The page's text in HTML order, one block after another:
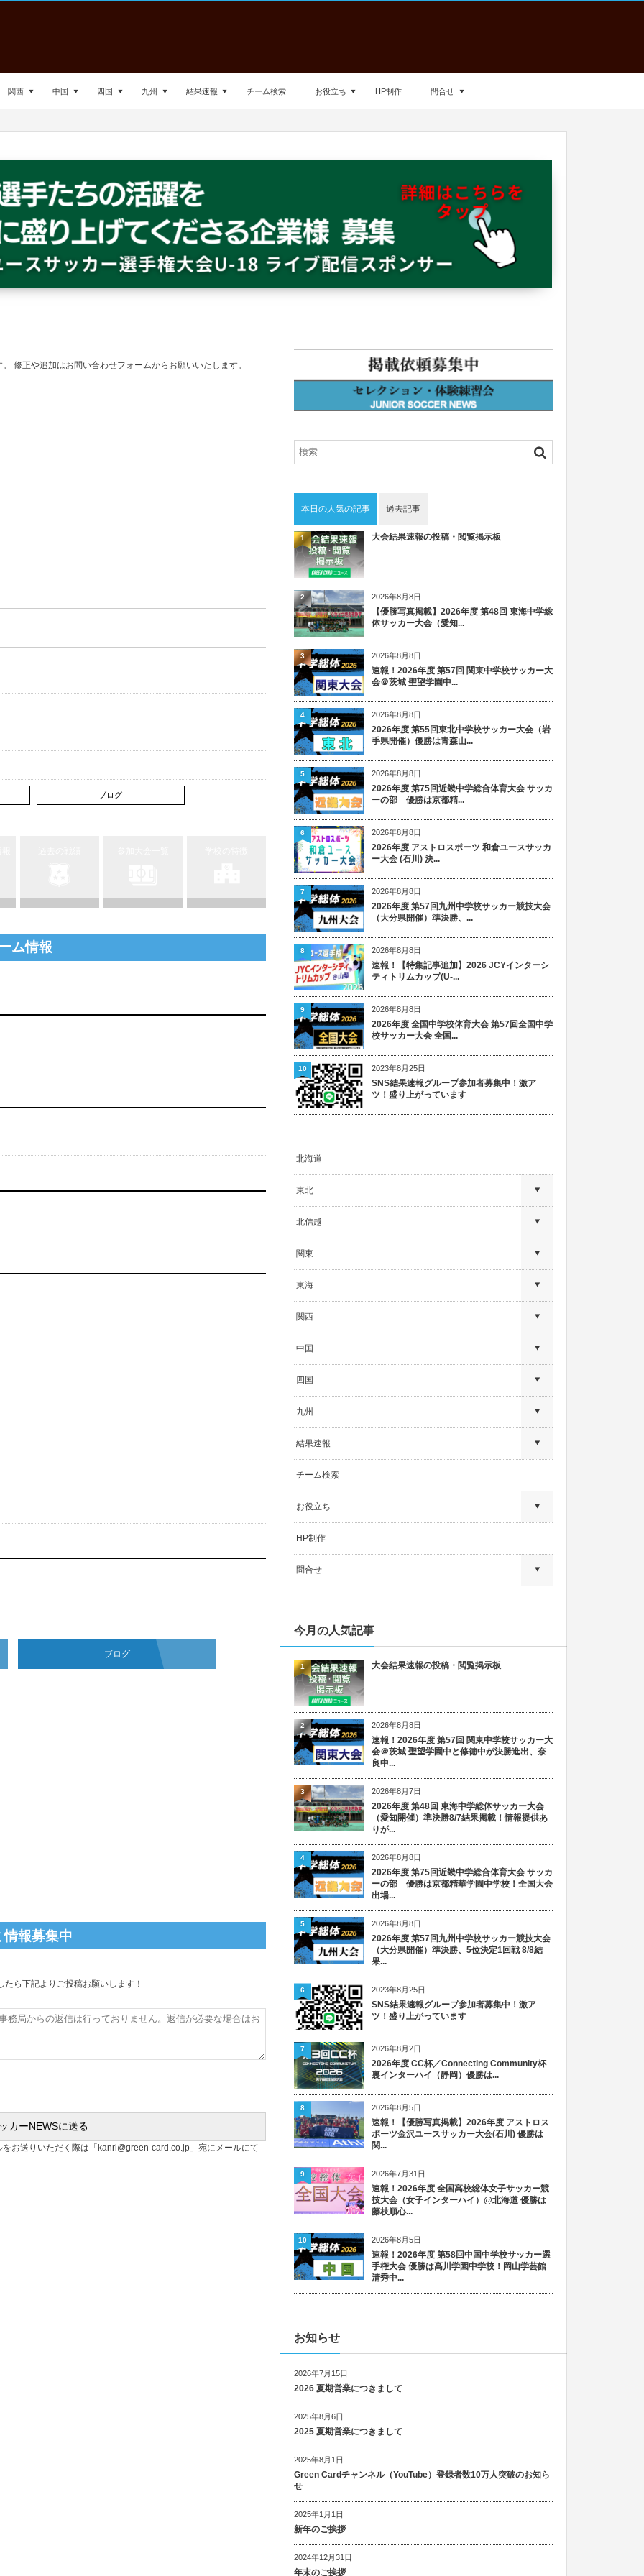
関西 中国 四国 九州 結果速報 チーム検索 お役立ち HP制作 問合せ
修正や追加はお問い合わせフォームからお願いいたします。
ブログ
ム情報
ブログ
情報募集中
ら下記よりご投稿お願いします！
お送りいただく際は「kanri@green-card.co.jp 」宛にメールにて
本日の人気の記事 過去記事
大会結果速報の投稿・閲覧掲示板
1
2026年8月8日
【優勝写真掲載】2026年度 第48回 東海中学総
体サッカー大会（愛知...
2
2026年8月8日
速報！2026年度 第57回 関東中学校サッカー大
会＠茨城 聖望学園中...
3
2026年8月8日
2026年度 第55回東北中学校サッカー大会（岩
手県開催）優勝は青森山...
4
2026年8月8日
2026年度 第75回近畿中学総合体育大会 サッカ
ーの部 優勝は京都精...
5
2026年8月8日
2026年度 アストロスポーツ 和倉ユースサッカ
ー大会 (石川) 決...
6
2026年8月8日
2026年度 第57回九州中学校サッカー競技大会
（大分県開催）準決勝、...
7
2026年8月8日
速報！【特集記事追加】2026 JCYインターシ
ティトリムカップ(U-...
8
2026年8月8日
2026年度 全国中学校体育大会 第57回全国中学
校サッカー大会 全国...
9
2023年8月25日
SNS結果速報グループ参加者募集中！激ア
ツ！盛り上がっています
10
北海道
東北
北信越
関東
東海
関西
中国
四国
九州
結果速報
チーム検索
お役立ち
HP制作
問合せ
今月の人気記事
大会結果速報の投稿・閲覧掲示板
1
2026年8月8日
速報！2026年度 第57回 関東中学校サッカー大
会＠茨城 聖望学園中と修徳中が決勝進出、奈
良中...
2
2026年8月7日
2026年度 第48回 東海中学総体サッカー大会
（愛知開催）準決勝8/7結果掲載！情報提供あ
りが...
3
2026年8月8日
2026年度 第75回近畿中学総合体育大会 サッカ
ーの部 優勝は京都精華学園中学校！全国大会
出場...
4
2026年8月8日
2026年度 第57回九州中学校サッカー競技大会
（大分県開催）準決勝、5位決定1回戦 8/8結
果...
5
2023年8月25日
SNS結果速報グループ参加者募集中！激ア
ツ！盛り上がっています
6
2026年8月2日
2026年度 CC杯／Connecting Community杯
裏インターハイ（静岡）優勝は...
7
2026年8月5日
速報！【優勝写真掲載】2026年度 アストロス
ポーツ金沢ユースサッカー大会(石川) 優勝は
関...
8
2026年7月31日
速報！2026年度 全国高校総体女子サッカー競
技大会（女子インターハイ）@北海道 優勝は
藤枝順心...
9
2026年8月5日
速報！2026年度 第58回中国中学校サッカー選
手権大会 優勝は高川学園中学校！岡山学芸館
清秀中...
10
お知らせ
2026年7月15日
2026 夏期営業につきまして
2025年8月6日
2025 夏期営業につきまして
2025年8月1日
Green Cardチャンネル（YouTube）登録者数10万人突破のお知ら
せ
2025年1月1日
新年のご挨拶
2024年12月31日
年末のご挨拶